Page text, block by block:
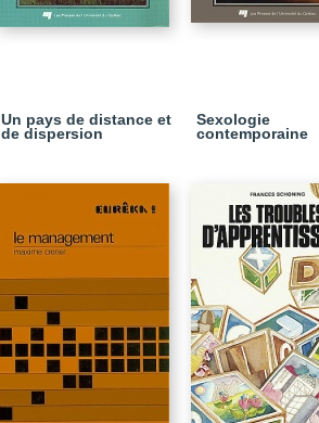
Un pays de distance et
de dispersion
Sexologie
contemporaine